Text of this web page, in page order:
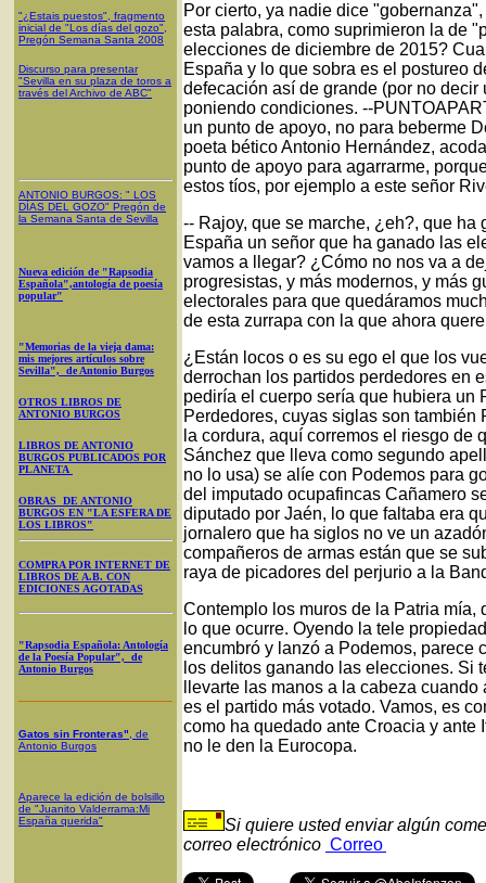
"¿Estais puestos", fragmento
inicial de "Los días del gozo",
Pregón Semana Santa 2008
Discurso para presentar
"Sevilla en su plaza de toros a
través del Archivo de ABC"
ANTONIO BURGOS: " LOS
DÍAS DEL GOZO" Pregón de
la Semana Santa de Sevilla
Nueva edición de "Rapsodia
Española",antología de poesía
popular"
"Memorias de la vieja dama:
mis mejores artículos sobre
Sevilla", de Antonio Burgos
OTROS LIBROS DE
ANTONIO BURGOS
LIBROS DE ANTONIO
BURGOS PUBLICADOS POR
PLANETA
OBRAS DE ANTONIO
BURGOS EN "LA ESFERA DE
LOS LIBROS"
COMPRA POR INTERNET DE
LIBROS DE A.B. CON
EDICIONES AGOTADAS
"Rapsodia Española: Antología
de la Poesía Popular", de
Antonio Burgos
Gatos sin Fronteras" , de
Antonio Burgos
Aparece la edición de bolsillo
de "Juanito Valderrama:Mi
España querida"
Por cierto, ya nadie dice
esta palabra, como suprimieron la de
elecciones de diciembre de 2015?
España y lo que sobra es el postureo
defecación así de grande (por no
poniendo condiciones. --
un punto de apoyo, no para beberme
poeta bético Antonio Hernández,
punto de apoyo para agarrarme,
estos tíos, por ejemplo a este señor
-- Rajoy, que se marche, ¿eh?, que
España un señor que ha ganado las
vamos a llegar? ¿Cómo no nos va a
progresistas, y más modernos, y más
electorales para que quedáramos
de esta zurrapa con la que ahora
¿Están locos o es su ego el que los
derrochan los partidos perdedores en
pediría el cuerpo sería que hubiera un
Perdedores, cuyas siglas son también
la cordura, aquí corremos el riesgo de
Sánchez que lleva como segundo
no lo usa) se alíe con Podemos para
del imputado ocupafincas Cañamero
diputado por Jaén, lo que faltaba era
jornalero que ha siglos no ve un
compañeros de armas están que se
raya de picadores del perjurio a la
Contemplo los muros de la Patria mía,
lo que ocurre. Oyendo la tele
encumbró y lanzó a Podemos, parece
los delitos ganando las elecciones. Si
llevarte las manos a la cabeza
es el partido más votado. Vamos, es
como ha quedado ante Croacia y
no le den la Eurocopa.
Si quiere usted enviar algún
correo electrónico Correo